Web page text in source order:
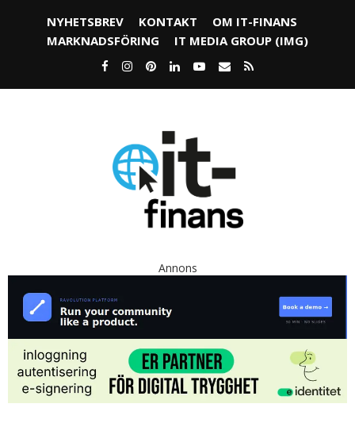
NYHETSBREV KONTAKT
OM IT-FINANS
MARKNADSFÖRING
IT MEDIA GROUP (IMG)
Annons